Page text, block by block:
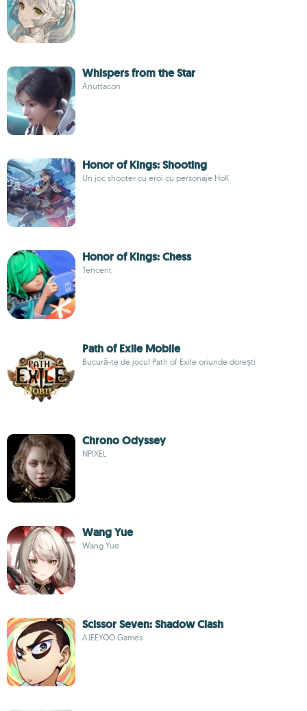
Whispers from the Star
Anuttacon
Honor of Kings: Shooting
Un joc shooter cu eroi cu personaje HoK
Honor of Kings: Chess
Tencent
Path of Exile Mobile
Bucură-te de jocul Path of Exile oriunde dorești
Chrono Odyssey
NPIXEL
Wang Yue
Wang Yue
Scissor Seven: Shadow Clash
AJEEYOO Games